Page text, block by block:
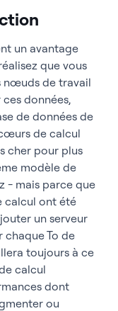
un avantage
que vous
nœuds de travail
données,
de données de
de calcul
cher pour plus
modèle de
- mais parce que
calcul ont été
un serveur
To de
toujours à ce
calcul
dont
ou